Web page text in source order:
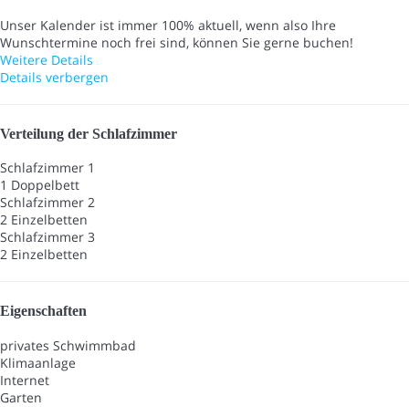
Unser Kalender ist immer 100% aktuell, wenn also Ihre
Wunschtermine noch frei sind, können Sie gerne buchen!
Weitere Details
Details verbergen
Verteilung der Schlafzimmer
Schlafzimmer 1
1 Doppelbett
Schlafzimmer 2
2 Einzelbetten
Schlafzimmer 3
2 Einzelbetten
Eigenschaften
privates Schwimmbad
Klimaanlage
Internet
Garten